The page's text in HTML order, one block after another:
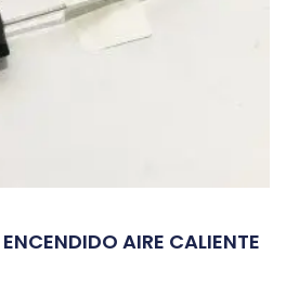
AIRE CALIENTE